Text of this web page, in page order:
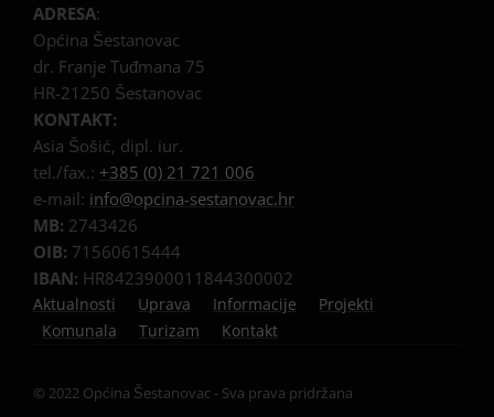
ADRESA:
Općina Šestanovac
dr. Franje Tuđmana 75
HR-21250 Šestanovac
KONTAKT:
Asia Šošić, dipl. iur.
tel./fax.: +385 (0) 21 721 006
e-mail: info@opcina-sestanovac.hr
MB: 2743426
OIB: 71560615444
IBAN: HR8423900011844300002
Aktualnosti Uprava Informacije
Projekti
Komunala
Turizam Kontakt
© 2022 Općina Šestanovac - Sva prava pridržana